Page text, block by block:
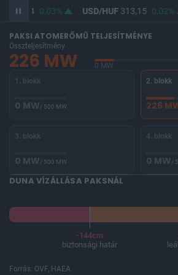
361,84 0,03% USD/HUF313,15 0,02%
PAKSI ATOMERŐMŰ TELJESÍTMÉNYE
Összteljesítmény
226 MW 0 MW
1. blokk
0 MW/ 500 MW
2. blokk
226
3. blokk
0 MW/ 500 MW
4. blokk
0 MW/
DUNA VÍZÁLLÁSA PAKSNÁL
-144cm
biztonsági határ
Forrás: OVF, HAEA